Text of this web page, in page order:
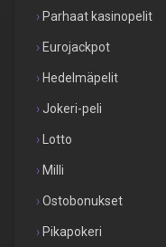
Parhaat kasinopelit
Eurojackpot
Hedelmäpelit
Jokeri-peli
Lotto
Milli
Ostobonukset
Pikapokeri